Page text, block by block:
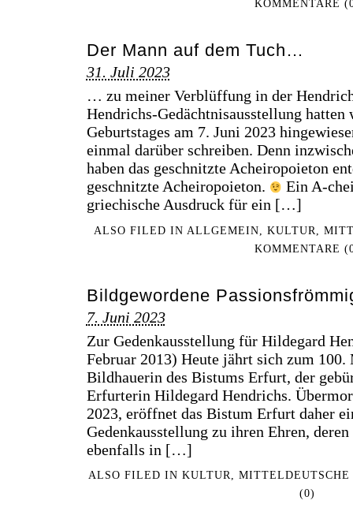
KOMMENTARE
Der Mann auf dem Tuch…
31. Juli 2023
… zu meiner Verblüffung in der
Hendrichs-Gedächtnisausstellung
Geburtstages am 7. Juni 2023
einmal darüber schreiben. Denn
haben das geschnitzte Acheiropoieton
geschnitzte Acheiropoieton.
Ein A-
griechische Ausdruck für ein […]
ALSO FILED IN ALLGEMEIN KULTUR
KOMMENTARE
Bildgewordene
7. Juni 2023
Zur Gedenkausstellung für Hildegard
Februar 2013) Heute jährt sich zum 100.
Bildhauerin des Bistums Erfurt, der
Erfurterin Hildegard Hendrichs.
2023, eröffnet das Bistum Erfurt daher
Gedenkausstellung zu ihren Ehren,
ebenfalls in […]
ALSO FILED INKULTUR,MITTELDEUTSCHE
(0)